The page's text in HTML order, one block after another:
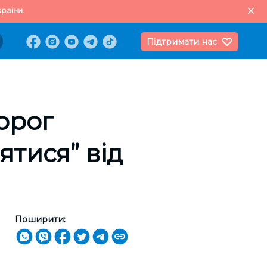
Підтримати нас
від
Поширити: